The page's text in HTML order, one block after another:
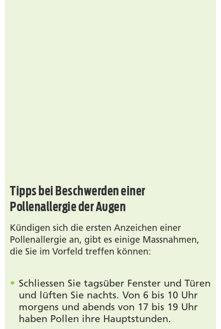
Tipps bei Beschwerden einer
Pollenallergie der Augen
Kündigen sich die ersten Anzeichen einer
Pollenallergie an, gibt es einige Massnahmen,
die Sie im Vorfeld treffen können:
Schliessen Sie tagsüber Fenster und Türen
und lüften Sie nachts. Von 6 bis 10 Uhr
morgens und abends von 17 bis 19 Uhr
haben Pollen ihre Hauptstunden.